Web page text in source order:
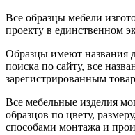
Все образцы мебели
проекту в единственном
Образцы имеют названия
поиска по сайту, все
зарегистрированным
Все мебельные изделия
образцов по цвету,
способами монтажа и